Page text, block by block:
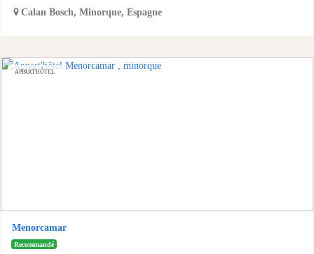
Calan Bosch, Minorque, Espagne
APPART'HÔTEL
Menorcamar
Recommandé